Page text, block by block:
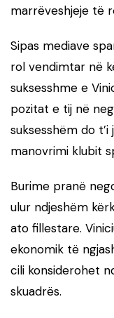
marrëveshjeje të
Sipas mediave
rol vendimtar në
suksesshme e
pozitat e tij në
suksesshëm do
manovrimi klubit
Burime pranë
ulur ndjeshëm
ato fillestare.
ekonomik të
cili konsiderohet
skuadrës.